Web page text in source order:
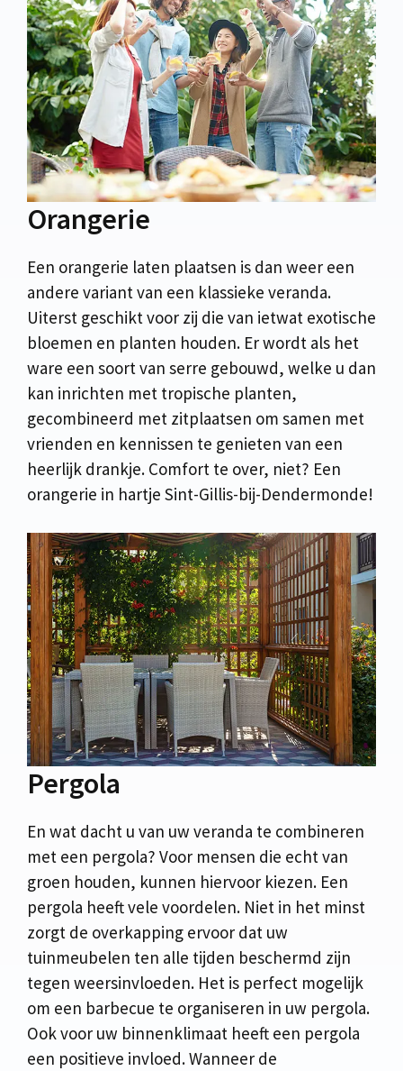
Orangerie
Een orangerie laten plaatsen is dan weer een
andere variant van een klassieke veranda.
Uiterst geschikt voor zij die van ietwat exotische
bloemen en planten houden. Er wordt als het
ware een soort van serre gebouwd, welke u dan
kan inrichten met tropische planten,
gecombineerd met zitplaatsen om samen met
vrienden en kennissen te genieten van een
heerlijk drankje. Comfort te over, niet? Een
orangerie in hartje Sint-Gillis-bij-Dendermonde!
Pergola
En wat dacht u van uw veranda te combineren
met een pergola? Voor mensen die echt van
groen houden, kunnen hiervoor kiezen. Een
pergola heeft vele voordelen. Niet in het minst
zorgt de overkapping ervoor dat uw
tuinmeubelen ten alle tijden beschermd zijn
tegen weersinvloeden. Het is perfect mogelijk
om een barbecue te organiseren in uw pergola.
Ook voor uw binnenklimaat heeft een pergola
een positieve invloed. Wanneer de